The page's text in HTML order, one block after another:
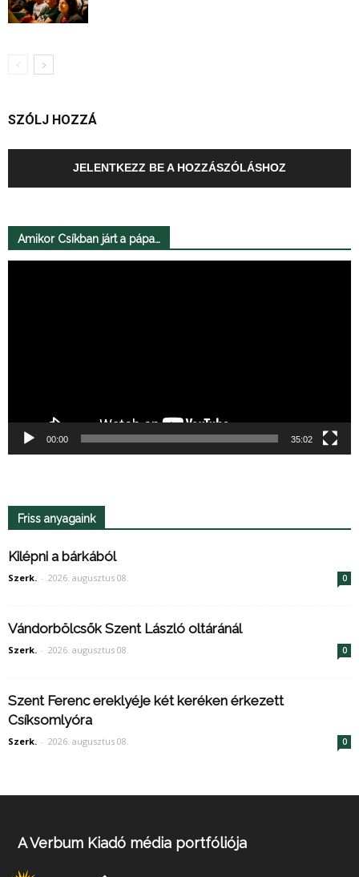
SZÓLJ HOZZÁ
JELENTKEZZ BE A HOZZÁSZÓLÁSHOZ
Amikor Csíkban járt a pápa…
00:00 35:02
Friss anyagaink
Kilépni a bárkából
Szerk. - 2026. augusztus 08. 0
Vándorbölcsők Szent László oltáránál
Szerk. - 2026. augusztus 08. 0
Szent Ferenc ereklyéje két keréken érkezett
Csíksomlyóra
Szerk. - 2026. augusztus 08. 0
A Verbum Kiadó média portfóliója